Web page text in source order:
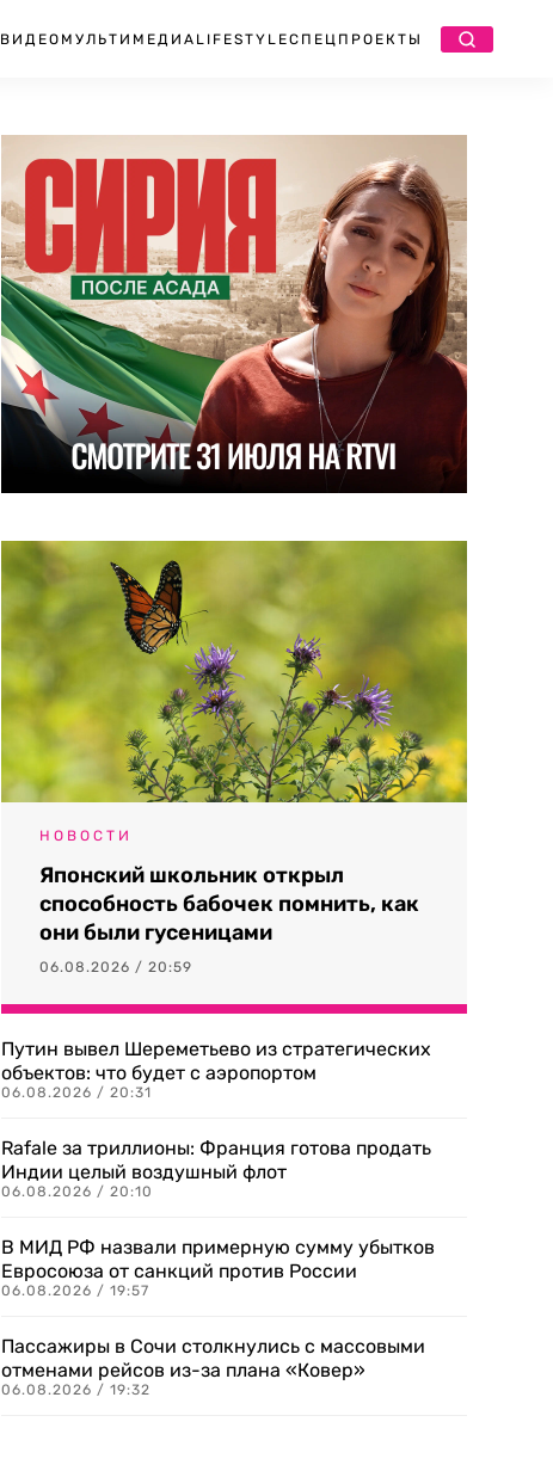
ВИДЕО МУЛЬТИМЕДИА LIFESTYLEСПЕЦПРОЕКТЫ
НОВОСТИ
Японский школьник открыл
способность бабочек помнить, как
они были гусеницами
06.08.2026 / 20:59
Путин вывел Шереметьево из стратегических
объектов: что будет с аэропортом
06.08.2026 / 20:31
Rafale за триллионы: Франция готова продать
Индии целый воздушный флот
06.08.2026 / 20:10
В МИД РФ назвали примерную сумму убытков
Евросоюза от санкций против России
06.08.2026 / 19:57
Пассажиры в Сочи столкнулись с массовыми
отменами рейсов из-за плана «Ковер»
06.08.2026 / 19:32